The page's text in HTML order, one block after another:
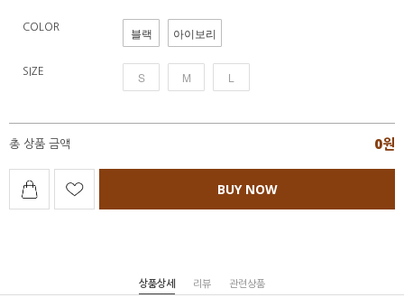
COLOR 블랙 아이보리
SIZE S M L
총 상품 금액 0원
BUY NOW
상품상세 리뷰 관련상품